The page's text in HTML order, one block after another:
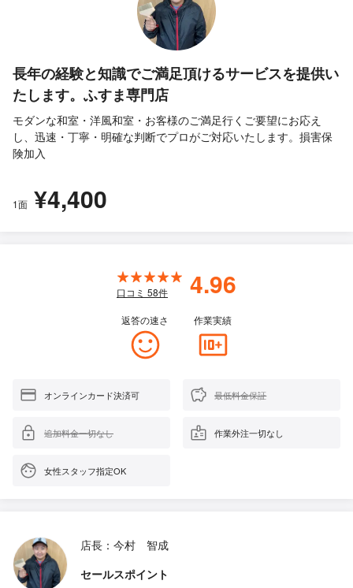
長年の経験と知識でご満足頂けるサービスを提供い
たします。ふすま専門店
モダンな和室・洋風和室・お客様のご満足行くご要望にお応え
し、迅速・丁寧・明確な判断でプロがご対応いたします。損害保
険加入
1面 ¥4,400
口コミ 58件 4.96
返答の速さ 作業実績
オンラインカード決済可 最低料金保証
追加料金一切なし 作業外注一切なし
女性スタッフ指定OK
店長：今村 智成
セールスポイント